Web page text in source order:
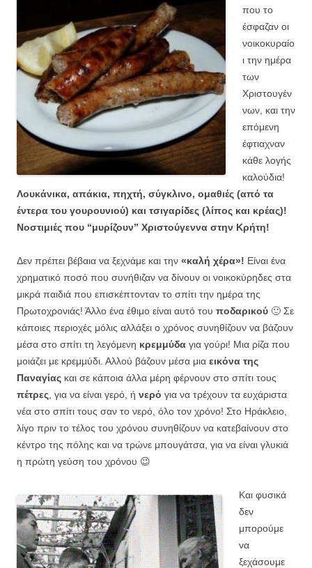
που το
έσφαζαν οι
νοικοκυραίο
ι την ημέρα
των
Χριστουγέν
νων, και την
επόμενη
έφτιαχναν
κάθε λογής
καλούδια!
Λουκάνικα, απάκια, πηχτή, σύγκλινο, ομαθιές (από τα
έντερα του γουρουνιού) και τσιγαρίδες (λίπος και κρέας)!
Νοστιμιές που “μυρίζουν” Χριστούγεννα στην Κρήτη!
Δεν πρέπει βέβαια να ξεχνάμε και την «καλή χέρα»! Είναι ένα
χρηματικό ποσό που συνήθιζαν να δίνουν οι νοικοκύρηδες στα
μικρά παιδιά που επισκέπτονταν το σπίτι την ημέρα της
Πρωτοχρονιάς! Άλλο ένα έθιμο είναι αυτό του ποδαρικού 🙂 Σε
κάποιες περιοχές μόλις αλλάξει ο χρόνος συνηθίζουν να βάζουν
μέσα στο σπίτι τη λεγόμενη κρεμμύδα για γούρι! Μια ρίζα που
μοιάζει με κρεμμύδι. Αλλού βάζουν μέσα μια εικόνα της
Παναγίας και σε κάποια άλλα μέρη φέρνουν στο σπίτι τους
πέτρες , για να είναι γερό, ή νερό για να τρέχουν τα ευχάριστα
νέα στο σπίτι τους σαν το νερό, όλο τον χρόνο! Στο Ηράκλειο,
λίγο πριν το τέλος του χρόνου συνηθίζουν να κατεβαίνουν στο
κέντρο της πόλης και να τρώνε μπουγάτσα, για να είναι γλυκιά
η πρώτη γεύση του χρόνου 😉
Και φυσικά
δεν
μπορούμε
να
ξεχάσουμε